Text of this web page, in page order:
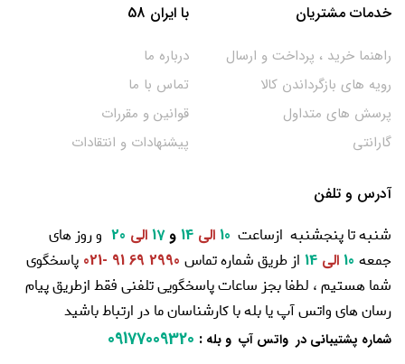
خدمات مشتریان
راهنما خرید ، پرداخت و ارسال
رویه های بازگرداندن کالا
پرسش های متداول
گارانتی
با ایران 58
درباره ما
تماس با ما
قوانین و مقررات
پیشنهادات و انتقادات
آدرس و تلفن
شنبه تا پنجشنبه ازساعت 10 الی و17 الی
و روز های
جمعه
الی از طریق شماره تماس 2990 69 91 -021
پاسخگوی
شما هستیم ، لطفا بجز ساعات پاسخگویی تلفنی فقط ازطریق پیام
رسان های واتس آپ یا بله با کارشناسان ما در ارتباط باشید
شماره پشتیبانی در واتس آپ و بله :
09177009320